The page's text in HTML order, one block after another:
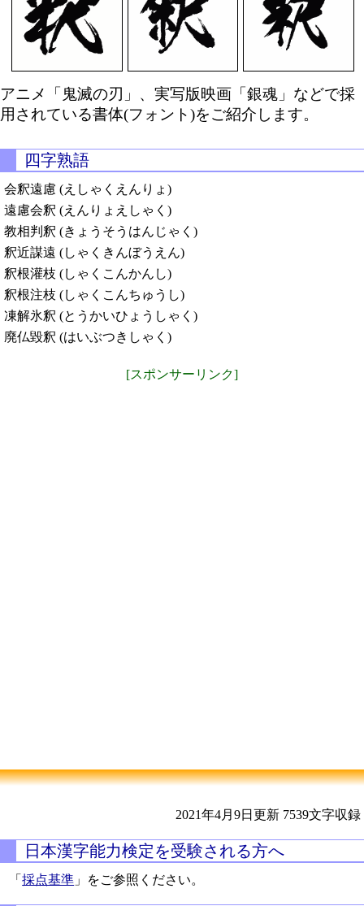
アニメ「鬼滅の刃」、実写版映画「銀魂」などで採
用されている書体(フォント)をご紹介します。
四字熟語
会釈遠慮 (えしゃくえんりょ)
遠慮会釈 (えんりょえしゃく)
教相判釈 (きょうそうはんじゃく)
釈近謀遠 (しゃくきんぼうえん)
釈根灌枝 (しゃくこんかんし)
釈根注枝 (しゃくこんちゅうし)
凍解氷釈 (とうかいひょうしゃく)
廃仏毀釈 (はいぶつきしゃく)
[スポンサーリンク]
2021年4月9日更新 7539文字収録
日本漢字能力検定を受験される方へ
「採点基準 」をご参照ください。